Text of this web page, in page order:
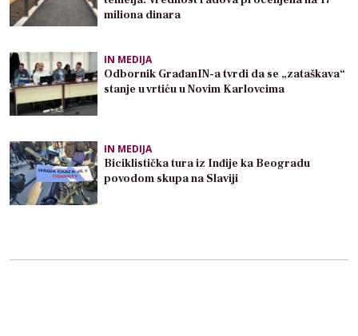
miliona dinara
IN MEDIJA
Odbornik GrađanIN-a tvrdi da se „zataškava“
stanje u vrtiću u Novim Karlovcima
IN MEDIJA
Biciklistička tura iz Inđije ka Beogradu
povodom skupa na Slaviji